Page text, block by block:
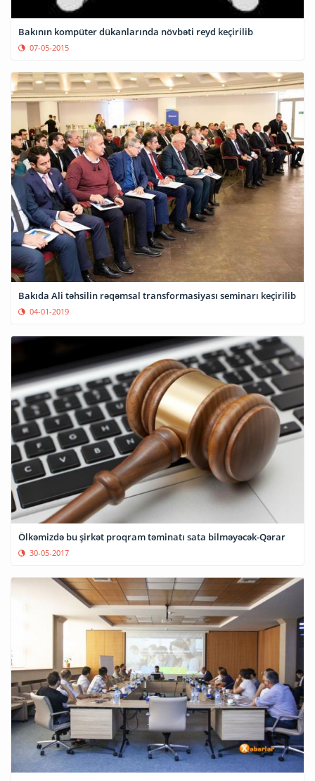
Bakının kompüter dükanlarında növbəti reyd keçirilib
07-05-2015
Bakıda Ali təhsilin rəqəmsal transformasiyası seminarı keçirilib
04-01-2019
Ölkəmizdə bu şirkət proqram təminatı sata bilməyəcək-Qərar
30-05-2017